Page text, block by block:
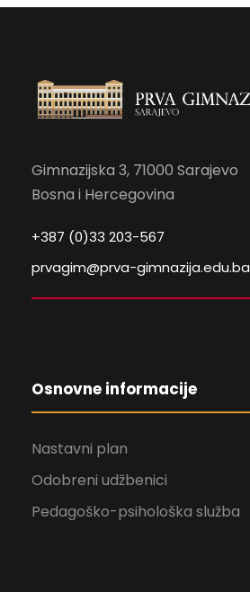
Gimnazijska 3, 71000 Sarajevo
Bosna i Hercegovina
+387 (0)33 203-567
prvagim@prva-gimnazija.edu.ba
Osnovne informacije
Nastavni plan
Odobreni udžbenici
Pedagoško-psihološka služba